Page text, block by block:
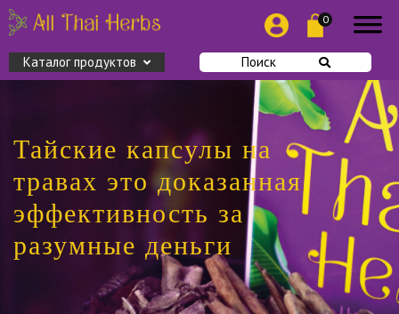
0
Каталог продуктов Поиск
Тайские капсулы на
травах это доказанная
эффективность за
разумные деньги